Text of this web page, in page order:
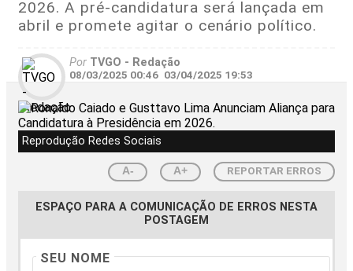
2026. A pré-candidatura será lançada em
abril e promete agitar o cenário político.
Por TVGO - Redação
08/03/2025 00:46 03/04/2025 19:53
Reprodução Redes Sociais
A- A+ REPORTAR ERROS
ESPAÇO PARA A COMUNICAÇÃO DE ERROS NESTA
POSTAGEM
SEU NOME